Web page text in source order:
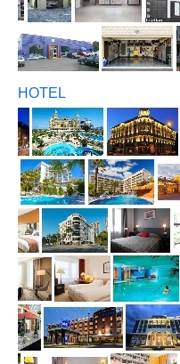
HOTEL